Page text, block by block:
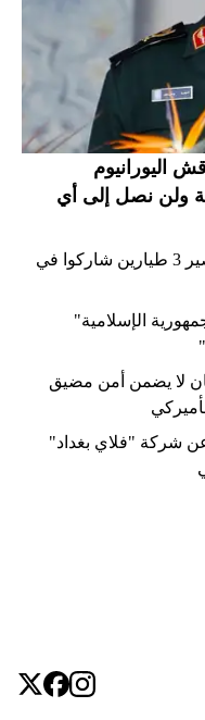
اليورانيوم
ولن نصل إلى أي
مساعد القوة الجوية الإيرانية: مصير 3 طيارين شاركوا في
الإسلامية"
لا يضمن أمن مضيق
عن شركة "فلاي بغداد"